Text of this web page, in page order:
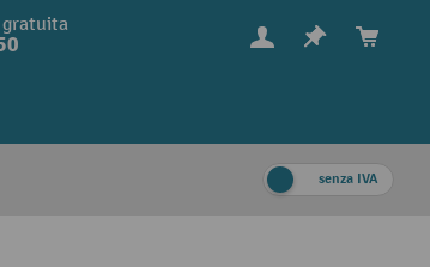
gratuita
senza IVA